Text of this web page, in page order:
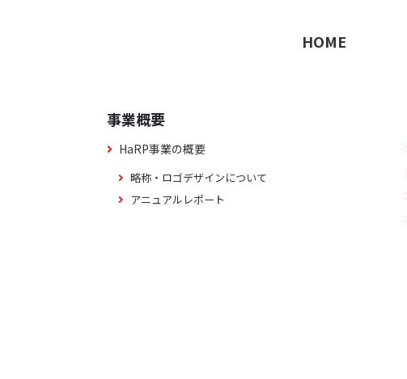
HOME
事業概要
HaRP事業の概要
略称・ロゴデザインについて
アニュアルレポート